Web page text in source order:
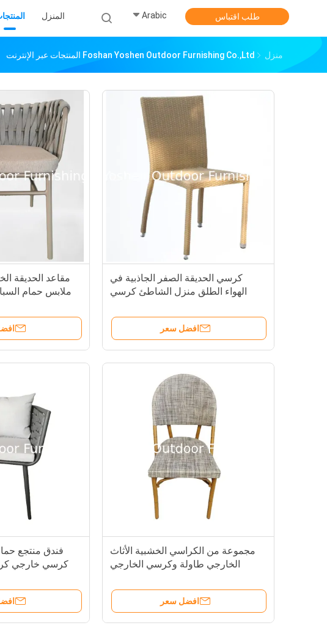
المنزل Arabic طلب اقتباس
منزل Foshan Yoshen Outdoor Furnishing Co.,Ltd المنتجات عبر الإنترنت
مقاعد الحديقة
ملابس حمام
كرسي الحديقة الصفر الجاذبية في
الهواء الطلق منزل الشاطئ كرسي
كرسي سطح الطابق في الهواء الطلق--
افضل سعر
فندق منتجع
كرسي خارجي
مجموعة من الكراسي الخشبية الأثاث
الخارجي طاولة وكرسي الخارجي
الفناء---YS6602
افضل سعر